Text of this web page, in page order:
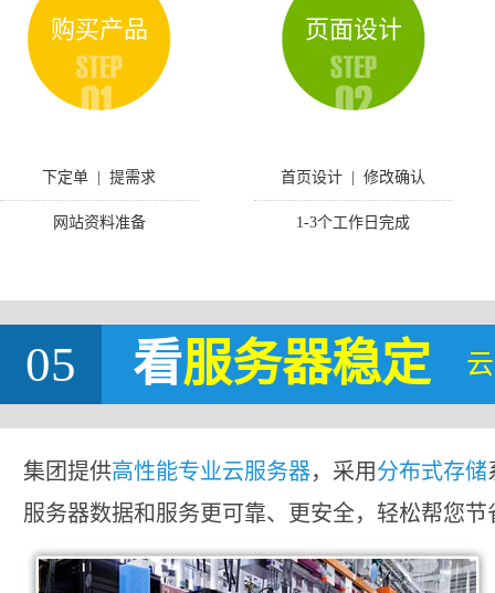
购买产品
下定单 | 提需求
网站资料准备
页面设计
首页设计 | 修改确认
1-3个工作日完成
05 看服务器稳定
集团提供高性能专业云服务器，采用分布式存储
服务器数据和服务更可靠、更安全，轻松帮您节